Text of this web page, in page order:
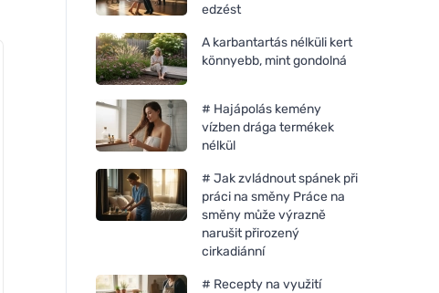
5000 ml
kg
edzést
A karbantartás nélküli kert
könnyebb, mint gondolná
# Hajápolás kemény
vízben drága termékek
nélkül
# Jak zvládnout spánek při
práci na směny Práce na
směny může výrazně
narušit přirozený
cirkadiánní
# Recepty na využití